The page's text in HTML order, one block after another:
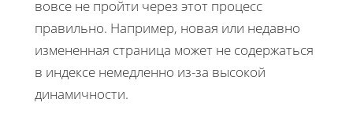
вовсе не пройти через этот процесс
правильно. Например, новая или недавно
измененная страница может не содержаться
в индексе немедленно из-за высокой
динамичности.